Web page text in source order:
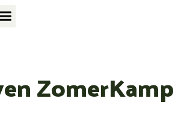
ZomerKamp